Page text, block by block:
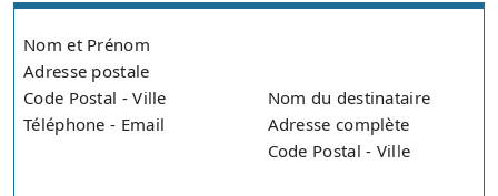
Nom et Prénom
Adresse postale
Code Postal - Ville
Téléphone - Email
Nom du destinataire
Adresse complète
Code Postal - Ville